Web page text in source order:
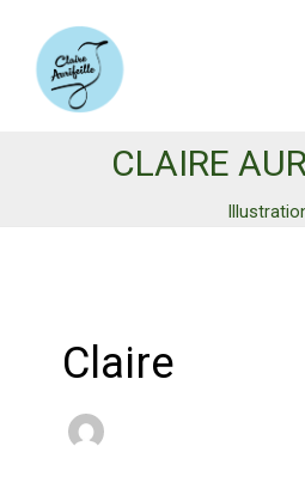
contenu
CLAIRE
Claire